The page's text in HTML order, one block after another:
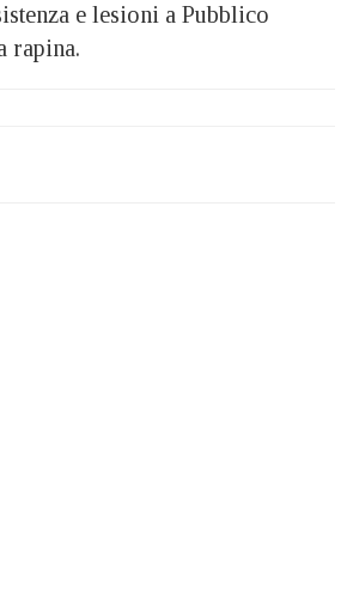
e lesioni a Pubblico
rapina.